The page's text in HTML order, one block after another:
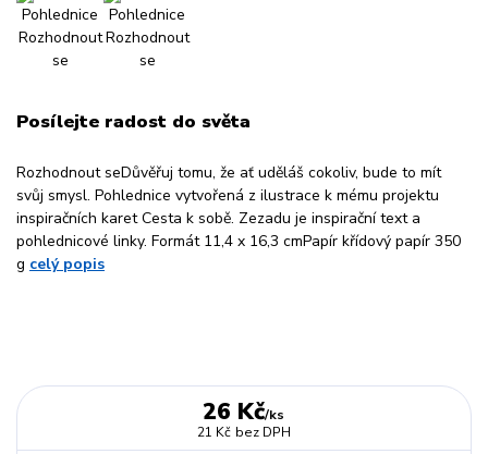
Posílejte radost do světa
Rozhodnout seDůvěřuj tomu, že ať uděláš cokoliv, bude to mít
svůj smysl. Pohlednice vytvořená z ilustrace k mému projektu
inspiračních karet Cesta k sobě. Zezadu je inspirační text a
pohlednicové linky. Formát 11,4 x 16,3 cmPapír křídový papír 350
g celý popis
26 Kč/ks
21 Kč bez DPH